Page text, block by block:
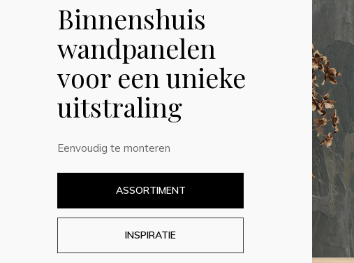
Binnenshuis
wandpanelen
voor een unieke
uitstraling
Eenvoudig te monteren
ASSORTIMENT
INSPIRATIE